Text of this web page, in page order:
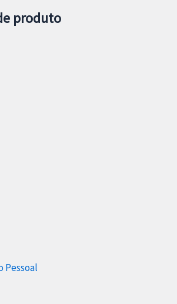
produto
Pessoal